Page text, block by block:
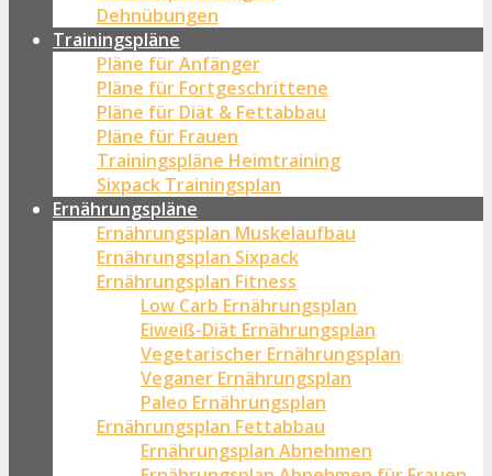
Dehnübungen
Trainingspläne
Pläne für Anfänger
Pläne für Fortgeschrittene
Pläne für Diät & Fettabbau
Pläne für Frauen
Trainingspläne Heimtraining
Sixpack Trainingsplan
Ernährungspläne
Ernährungsplan Muskelaufbau
Ernährungsplan Sixpack
Ernährungsplan Fitness
Low Carb Ernährungsplan
Eiweiß-Diät Ernährungsplan
Vegetarischer Ernährungsplan
Veganer Ernährungsplan
Paleo Ernährungsplan
Ernährungsplan Fettabbau
Ernährungsplan Abnehmen